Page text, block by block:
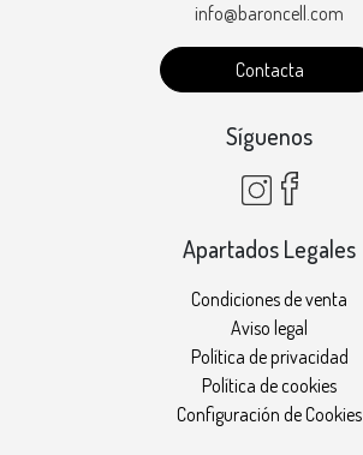
info@baroncell.com
Contacta
Síguenos
Apartados Legales
Condiciones de venta
Aviso legal
Política de privacidad
Política de cookies
Configuración de Cookies